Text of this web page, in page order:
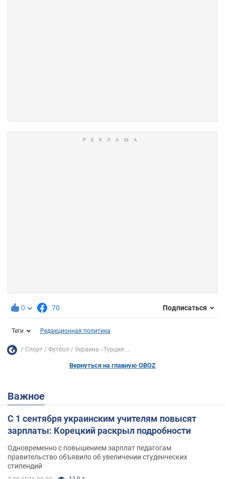
0 70 Подписаться
Теги Редакционная политика
Спорт Футбол Украина - Турция:...
Вернуться на главную OBOZ
Важное
С 1 сентября украинским учителям повысят
зарплаты: Корецкий раскрыл подробности
Одновременно с повышением зарплат педагогам
правительство объявило об увеличении студенческих
стипендий